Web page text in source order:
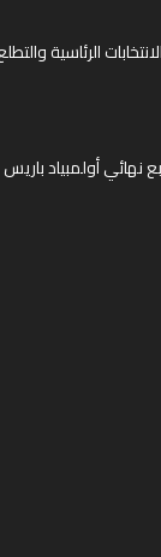
الرئاسية
نهائي أولمبياد باريس